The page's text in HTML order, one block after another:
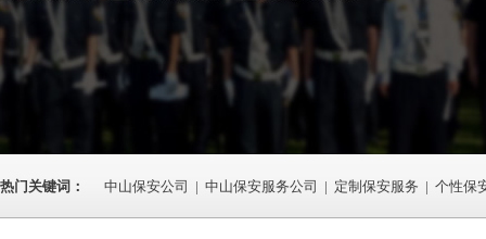
热门关键词： 中山保安公司 | 中山保安服务公司 | 定制保安服务 | 个性保